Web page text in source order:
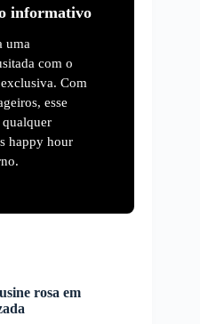
informativo
uma
com o
Com
esse
happy hour
rosa em